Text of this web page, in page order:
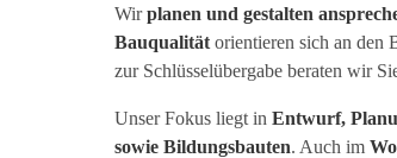
Wirplanen und gestalten
Bauqualität orientieren sich an den
zur Schlüsselübergabe beraten wir
Unser Fokus liegt in Entwurf,
sowie Bildungsbauten. Auch im